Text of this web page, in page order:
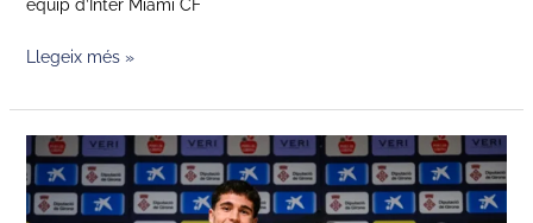
equip d’Inter Miami CF
Llegeix més »
Pau
Cubarsí